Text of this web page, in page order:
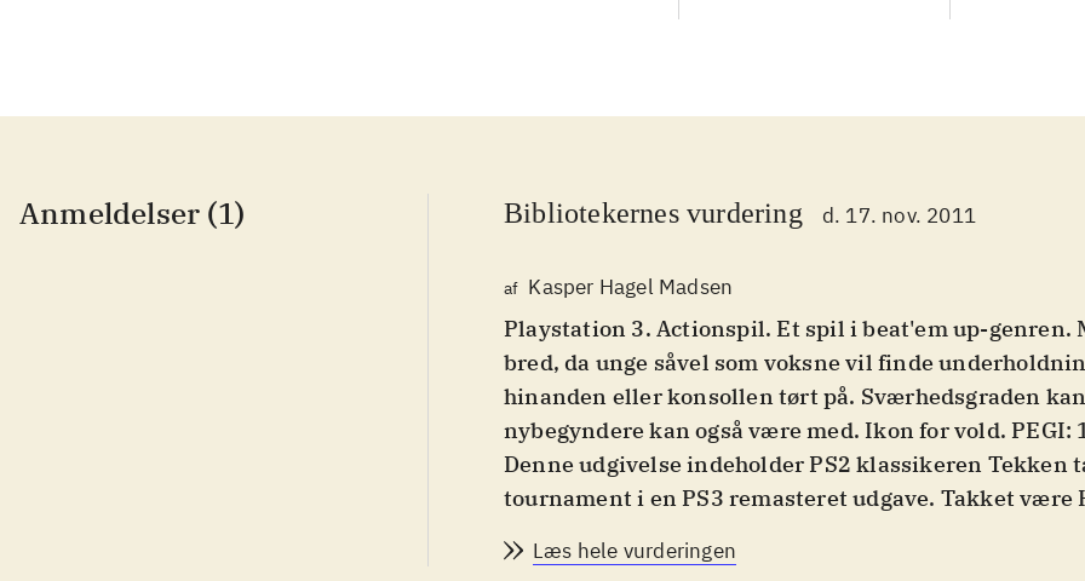
Anmeldelser (1) Bibliotekernes vurdering d. 17. nov. 2011
af Kasper Hagel Madsen
Playstation 3. Actionspil. Et spil i beat'em up-genren.
bred, da unge såvel som voksne vil finde
hinanden eller konsollen tørt på. Sværhedsgraden
nybegyndere kan også være med. Ikon for vold. PEGI:
Denne udgivelse indeholder PS2 klassikeren Tekken
tournament i en PS3 remasteret udgave. Takket være
originalen, og indehavere af et 3D TV kan nu gøre kål
Læs hele vurderingen